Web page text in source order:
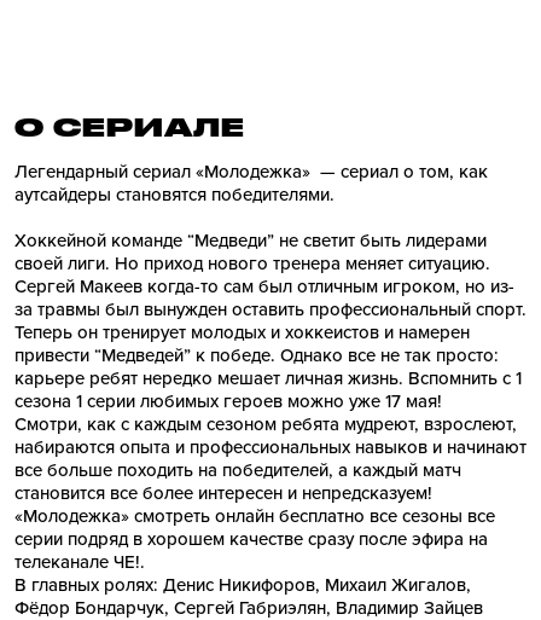
О СЕРИАЛE
Легендарный сериал «Молодежка» — сериал о том, как
аутсайдеры становятся победителями.
Хоккейной команде “Медведи” не светит быть лидерами
своей лиги. Но приход нового тренера меняет ситуацию.
Сергей Макеев когда-то сам был отличным игроком, но из-
за травмы был вынужден оставить профессиональный спорт.
Теперь он тренирует молодых и хоккеистов и намерен
привести “Медведей” к победе. Однако все не так просто:
карьере ребят нередко мешает личная жизнь. Вспомнить с 1
сезона 1 серии любимых героев можно уже 17 мая!
Смотри, как с каждым сезоном ребята мудреют, взрослеют,
набираются опыта и профессиональных навыков и начинают
все больше походить на победителей, а каждый матч
становится все более интересен и непредсказуем!
«Молодежка» смотреть онлайн бесплатно все сезоны все
серии подряд в хорошем качестве сразу после эфира на
телеканале ЧЕ!.
В главных ролях: Денис Никифоров, Михаил Жигалов,
Фёдор Бондарчук, Сергей Габриэлян, Владимир Зайцев